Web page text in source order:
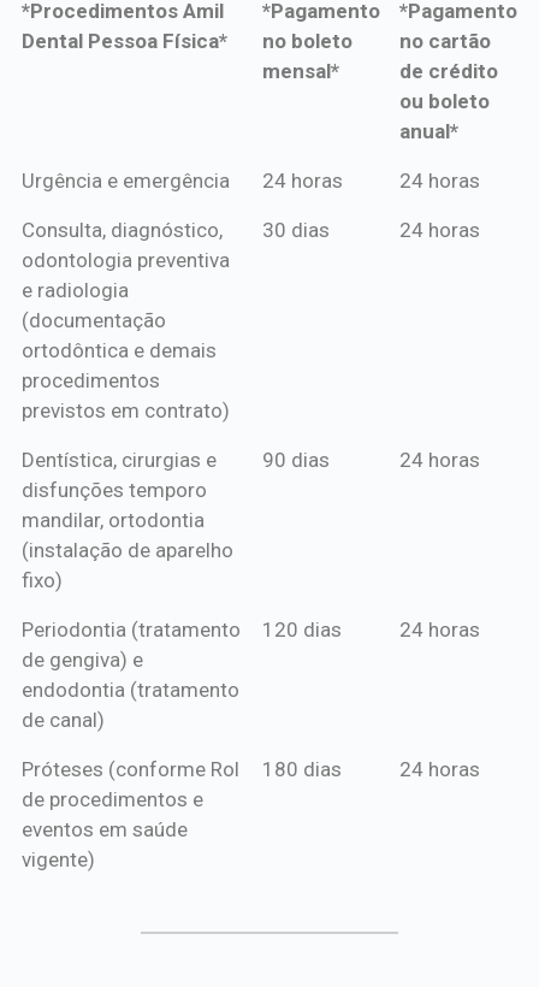
*Procedimentos Amil
Dental Pessoa Física*
*Pagamento
no boleto
mensal*
*Pagamento
no cartão
de crédito
ou boleto
anual*
*Procedimentos Amil
*Pagamento
mensal*
*Pagamento
de crédito
Urgência e emergência 24 horas 24 horas
Consulta, diagnóstico,
odontologia preventiva
e radiologia
(documentação
ortodôntica e demais
procedimentos
previstos em contrato)
30 dias 24 horas
Dentística, cirurgias e
disfunções temporo
mandilar, ortodontia
(instalação de aparelho
fixo)
90 dias 24 horas
Periodontia (tratamento
de gengiva) e
endodontia (tratamento
de canal)
120 dias 24 horas
Próteses (conforme Rol
de procedimentos e
eventos em saúde
vigente)
180 dias 24 horas